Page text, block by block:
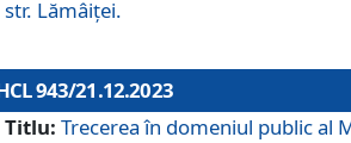
str. Lămâiței.
943/21.12.2023
Titlu: Trecerea în domeniul public al